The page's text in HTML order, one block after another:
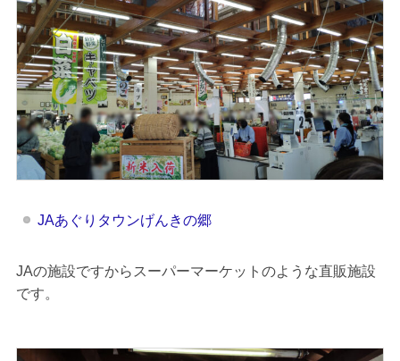
JAあぐりタウンげんきの郷
JAの施設ですからスーパーマーケットのような直販施設
です。